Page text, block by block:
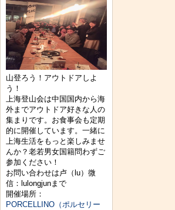
山登ろう！アウトドアしよ
う！
上海登山会は中国国内から海
外までアウトドア好きな人の
集まりです。お食事会も定期
的に開催しています。一緒に
上海生活をもっと楽しみませ
んか？老若男女国籍問わずご
参加ください！
お問い合わせは卢（lu）微
信：lulongjunまで
開催場所：
PORCELLINO（ポルセリー